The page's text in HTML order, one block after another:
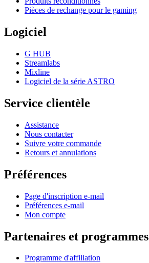
Pièces de rechange pour le gaming
Logiciel
G HUB
Streamlabs
Mixline
Logiciel de la série ASTRO
Service clientèle
Assistance
Nous contacter
Suivre votre commande
Retours et annulations
Préférences
Page d'inscription e-mail
Préférences e-mail
Mon compte
Partenaires et programmes
Programme d'affiliation